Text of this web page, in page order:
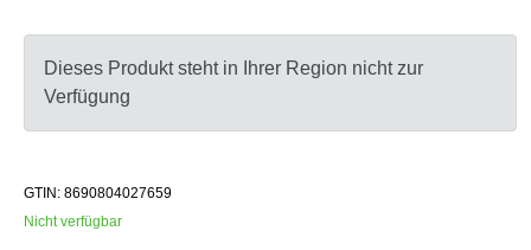
Dieses Produkt steht in Ihrer Region nicht zur
Verfügung
GTIN: 8690804027659
Nicht verfügbar